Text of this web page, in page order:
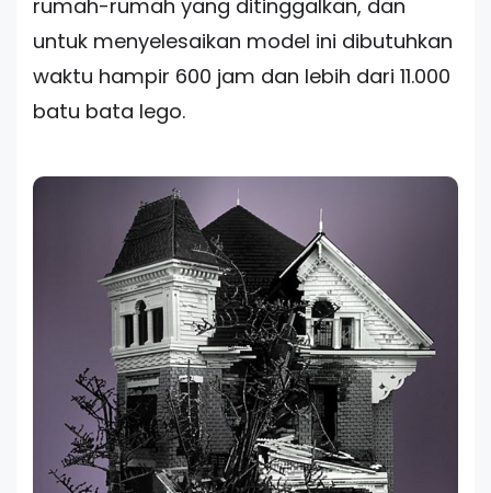
rumah-rumah yang ditinggalkan, dan
untuk menyelesaikan model ini dibutuhkan
waktu hampir 600 jam dan lebih dari 11.000
batu bata lego.